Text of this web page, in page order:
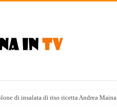
di insalata di riso ricetta Andrea